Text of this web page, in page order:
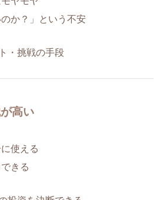
のか？」という不安
・挑戦の手段
高い
使える
きる